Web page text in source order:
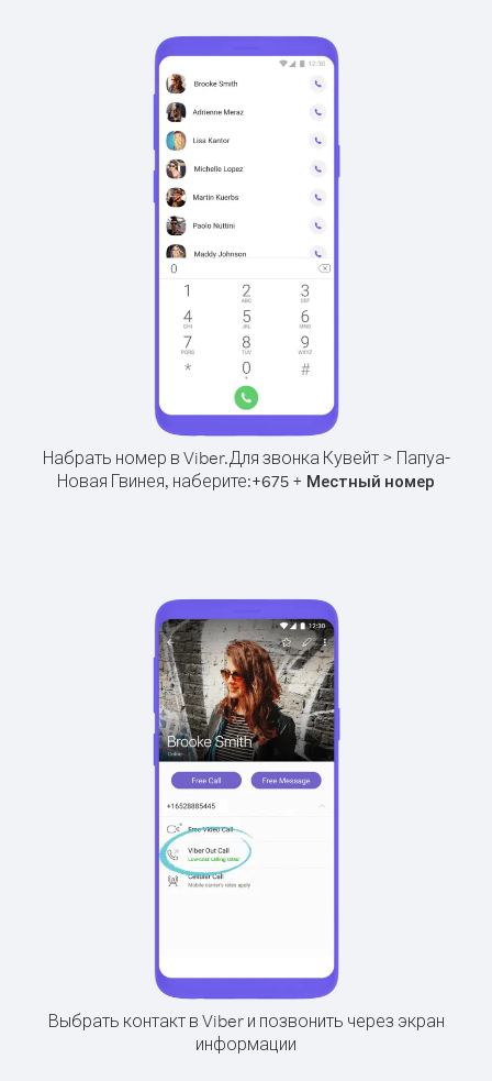
Набрать номер в Viber.Для звонка Кувейт > Папуа-
Новая Гвинея, наберите:+675 + Местный номер
Выбрать контакт в Viber и позвонить через экран
информации